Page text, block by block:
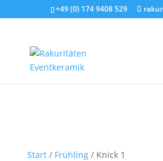
+49 (0) 174 9408 529
Start/ Frühling/ Knick 1